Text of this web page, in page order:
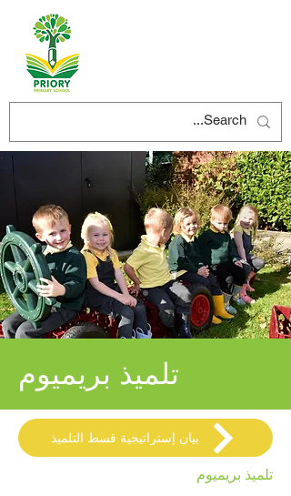
تلميذ بريميوم
بيان إستراتيجية قسط التلميذ
تلميذ بريميوم